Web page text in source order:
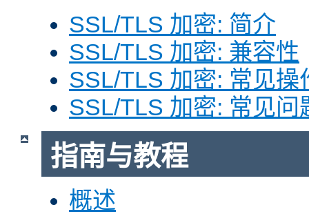
SSL/TLS 加密: 简介
SSL/TLS 加密: 兼容性
SSL/TLS 加密: 常见操
SSL/TLS 加密: 常见问
指南与教程
概述